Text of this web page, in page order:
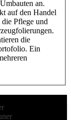
an.
auf den Handel
Pflege und
die
Ein